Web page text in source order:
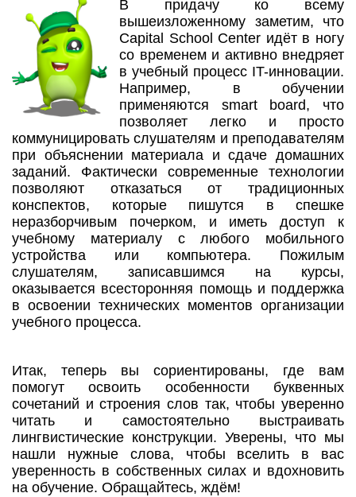
В придачу ко всему
вышеизложенному заметим, что
Capital School Center идёт в ногу
со временем и активно внедряет
в учебный процесс IT-инновации.
Например, в обучении
применяются smart board, что
позволяет легко и просто
коммуницировать слушателям и преподавателям
при объяснении материала и сдаче домашних
заданий. Фактически современные технологии
позволяют отказаться от традиционных
конспектов, которые пишутся в спешке
неразборчивым почерком, и иметь доступ к
учебному материалу с любого мобильного
устройства или компьютера. Пожилым
слушателям, записавшимся на курсы,
оказывается всесторонняя помощь и поддержка
в освоении технических моментов организации
учебного процесса.
Итак, теперь вы сориентированы, где вам
помогут освоить особенности буквенных
сочетаний и строения слов так, чтобы уверенно
читать и самостоятельно выстраивать
лингвистические конструкции. Уверены, что мы
нашли нужные слова, чтобы вселить в вас
уверенность в собственных силах и вдохновить
на обучение. Обращайтесь, ждём!